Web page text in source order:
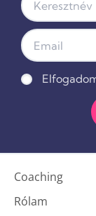
Coaching
Rólam